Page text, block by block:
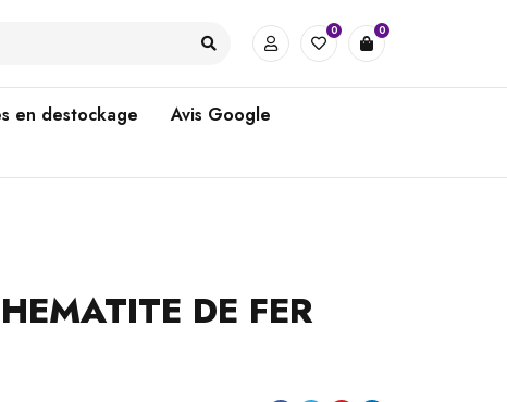
0 0
en destockage
Avis Google
DE FER